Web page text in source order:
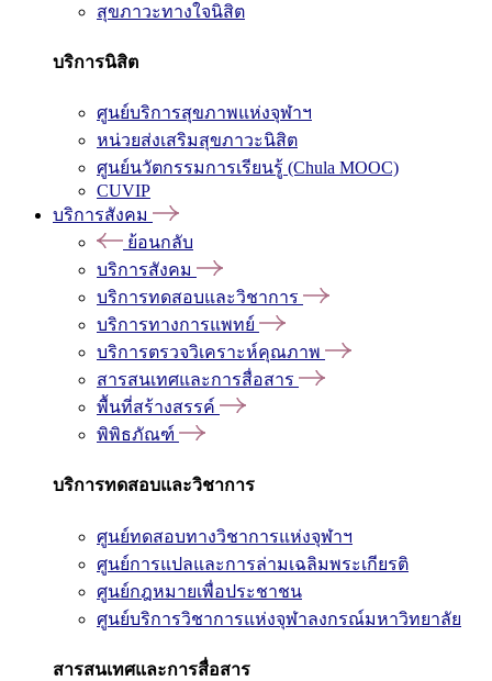
สุขภาวะทางใจนิสิต
บริการนิสิต
ศูนย์บริการสุขภาพแห่งจุฬาฯ
หน่วยส่งเสริมสุขภาวะนิสิต
ศูนย์นวัตกรรมการเรียนรู้ (Chula MOOC)
CUVIP
บริการสังคม
ย้อนกลับ
บริการสังคม
บริการทดสอบและวิชาการ
บริการทางการแพทย์
บริการตรวจวิเคราะห์คุณภาพ
สารสนเทศและการสื่อสาร
พื้นที่สร้างสรรค์
พิพิธภัณฑ์
บริการทดสอบและวิชาการ
ศูนย์ทดสอบทางวิชาการแห่งจุฬาฯ
ศูนย์การแปลและการล่ามเฉลิมพระเกียรติ
ศูนย์กฎหมายเพื่อประชาชน
ศูนย์บริการวิชาการแห่งจุฬาลงกรณ์มหาวิทยาลัย
สารสนเทศและการสื่อสาร